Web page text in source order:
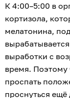
К 4:00–5:00 в
кортизола,
мелатонина,
выработки с
время. Поэтому
проспать
проснуться ещё